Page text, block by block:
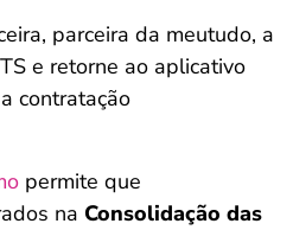
parceira da meutudo, a
e retorne ao aplicativo
contratação
permite que
na Consolidação das